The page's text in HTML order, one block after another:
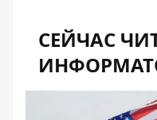
СЕЙЧАС